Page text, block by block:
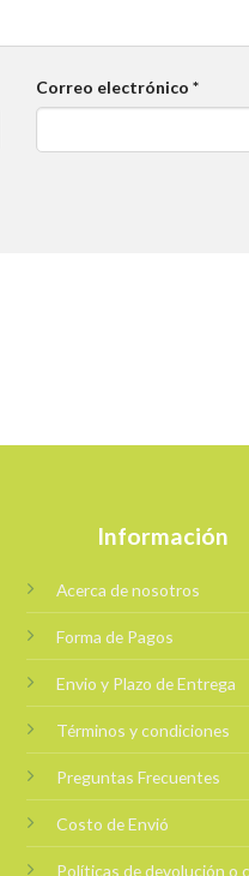
Correo electrónico*
Información
Acerca de nosotros
Forma de Pagos
Envio y Plazo de Entrega
Términos y condiciones
Preguntas Frecuentes
Costo de Envió
Políticas de devolución o